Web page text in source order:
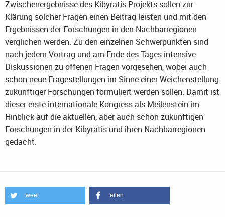
Zwischenergebnisse des Kibyratis-Projekts sollen zur
Klärung solcher Fragen einen Beitrag leisten und mit den
Ergebnissen der Forschungen in den Nachbarregionen
verglichen werden. Zu den einzelnen Schwerpunkten sind
nach jedem Vortrag und am Ende des Tages intensive
Diskussionen zu offenen Fragen vorgesehen, wobei auch
schon neue Fragestellungen im Sinne einer Weichenstellung
zukünftiger Forschungen formuliert werden sollen. Damit ist
dieser erste internationale Kongress als Meilenstein im
Hinblick auf die aktuellen, aber auch schon zukünftigen
Forschungen in der Kibyratis und ihren Nachbarregionen
gedacht.
tweet teilen